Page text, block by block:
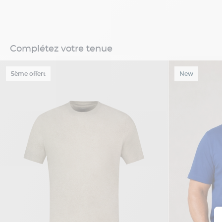
Complétez votre tenue
5ème offert New